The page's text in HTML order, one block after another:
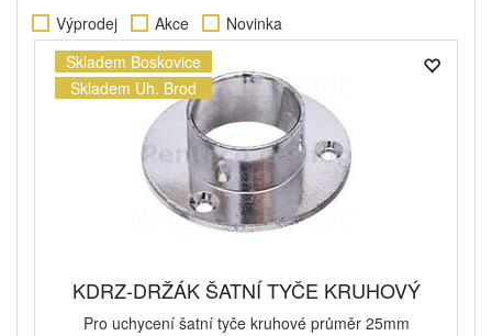
Výprodej Akce
Novinka
Skladem Boskovice
Skladem Uh. Brod
KDRZ-DRŽÁK ŠATNÍ TYČE KRUHOVÝ
Pro uchycení šatní tyče kruhové průměr 25mm